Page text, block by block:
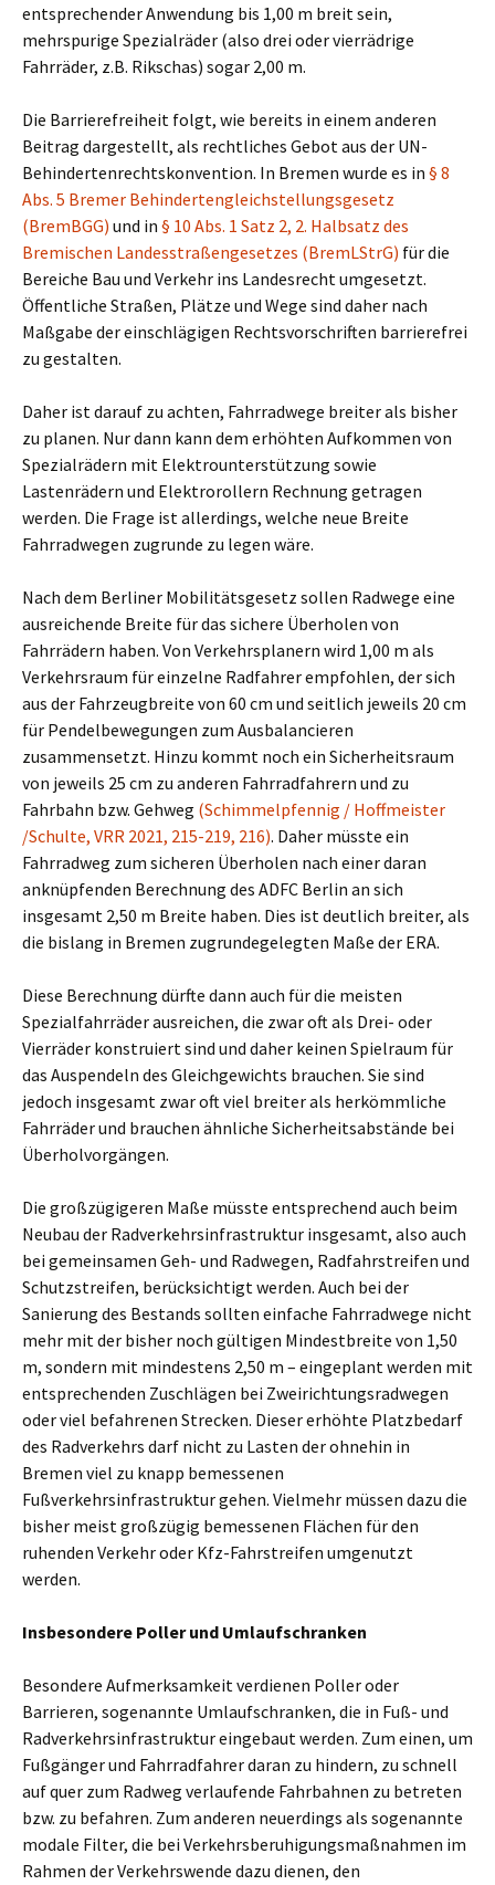
entsprechender Anwendung bis 1,00 m breit sein,
mehrspurige Spezialräder (also drei oder vierrädrige
Fahrräder, z.B. Rikschas) sogar 2,00 m.
Die Barrierefreiheit folgt, wie bereits in einem anderen
Beitrag dargestellt, als rechtliches Gebot aus der UN-
Behindertenrechtskonvention. In Bremen wurde es in § 8
Abs. 5 Bremer Behindertengleichstellungsgesetz
(BremBGG) und in § 10 Abs. 1 Satz 2, 2. Halbsatz des
Bremischen Landesstraßengesetzes (BremLStrG) für die
Bereiche Bau und Verkehr ins Landesrecht umgesetzt.
Öffentliche Straßen, Plätze und Wege sind daher nach
Maßgabe der einschlägigen Rechtsvorschriften barrierefrei
zu gestalten.
Daher ist darauf zu achten, Fahrradwege breiter als bisher
zu planen. Nur dann kann dem erhöhten Aufkommen von
Spezialrädern mit Elektrounterstützung sowie
Lastenrädern und Elektrorollern Rechnung getragen
werden. Die Frage ist allerdings, welche neue Breite
Fahrradwegen zugrunde zu legen wäre.
Nach dem Berliner Mobilitätsgesetz sollen Radwege eine
ausreichende Breite für das sichere Überholen von
Fahrrädern haben. Von Verkehrsplanern wird 1,00 m als
Verkehrsraum für einzelne Radfahrer empfohlen, der sich
aus der Fahrzeugbreite von 60 cm und seitlich jeweils 20 cm
für Pendelbewegungen zum Ausbalancieren
zusammensetzt. Hinzu kommt noch ein Sicherheitsraum
von jeweils 25 cm zu anderen Fahrradfahrern und zu
Fahrbahn bzw. Gehweg (Schimmelpfennig / Hoffmeister
/Schulte, VRR 2021, 215-219, 216). Daher müsste ein
Fahrradweg zum sicheren Überholen nach einer daran
anknüpfenden Berechnung des ADFC Berlin an sich
insgesamt 2,50 m Breite haben. Dies ist deutlich breiter, als
die bislang in Bremen zugrundegelegten Maße der ERA.
Diese Berechnung dürfte dann auch für die meisten
Spezialfahrräder ausreichen, die zwar oft als Drei- oder
Vierräder konstruiert sind und daher keinen Spielraum für
das Auspendeln des Gleichgewichts brauchen. Sie sind
jedoch insgesamt zwar oft viel breiter als herkömmliche
Fahrräder und brauchen ähnliche Sicherheitsabstände bei
Überholvorgängen.
Die großzügigeren Maße müsste entsprechend auch beim
Neubau der Radverkehrsinfrastruktur insgesamt, also auch
bei gemeinsamen Geh- und Radwegen, Radfahrstreifen und
Schutzstreifen, berücksichtigt werden. Auch bei der
Sanierung des Bestands sollten einfache Fahrradwege nicht
mehr mit der bisher noch gültigen Mindestbreite von 1,50
m, sondern mit mindestens 2,50 m – eingeplant werden mit
entsprechenden Zuschlägen bei Zweirichtungsradwegen
oder viel befahrenen Strecken. Dieser erhöhte Platzbedarf
des Radverkehrs darf nicht zu Lasten der ohnehin in
Bremen viel zu knapp bemessenen
Fußverkehrsinfrastruktur gehen. Vielmehr müssen dazu die
bisher meist großzügig bemessenen Flächen für den
ruhenden Verkehr oder Kfz-Fahrstreifen umgenutzt
werden.
Insbesondere Poller und Umlaufschranken
Besondere Aufmerksamkeit verdienen Poller oder
Barrieren, sogenannte Umlaufschranken, die in Fuß- und
Radverkehrsinfrastruktur eingebaut werden. Zum einen, um
Fußgänger und Fahrradfahrer daran zu hindern, zu schnell
auf quer zum Radweg verlaufende Fahrbahnen zu betreten
bzw. zu befahren. Zum anderen neuerdings als sogenannte
modale Filter, die bei Verkehrsberuhigungsmaßnahmen im
Rahmen der Verkehrswende dazu dienen, den